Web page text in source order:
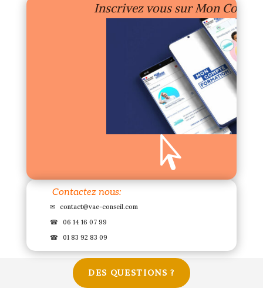
Inscrivez vous sur Mon

Contactez nous:
✉ contact@vae-conseil.com
☎
06 14 16 07 99
☎
01 83 92 83 09
DES QUESTIONS ?